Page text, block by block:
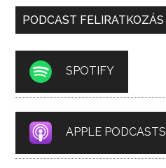
PODCAST FELIRATKOZÁS
SPOTIFY
APPLE PODCASTS